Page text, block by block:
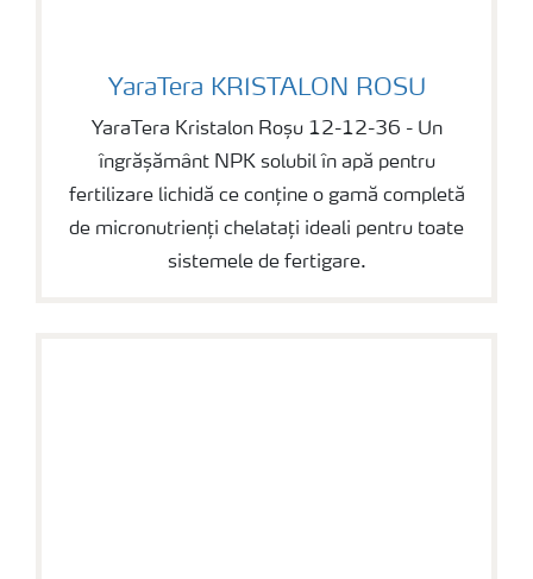
YaraTera KRISTALON ROSU
YaraTera Kristalon Roșu 12-12-36 - Un
îngrășământ NPK solubil în apă pentru
fertilizare lichidă ce conține o gamă completă
de micronutrienți chelatați ideali pentru toate
sistemele de fertigare.